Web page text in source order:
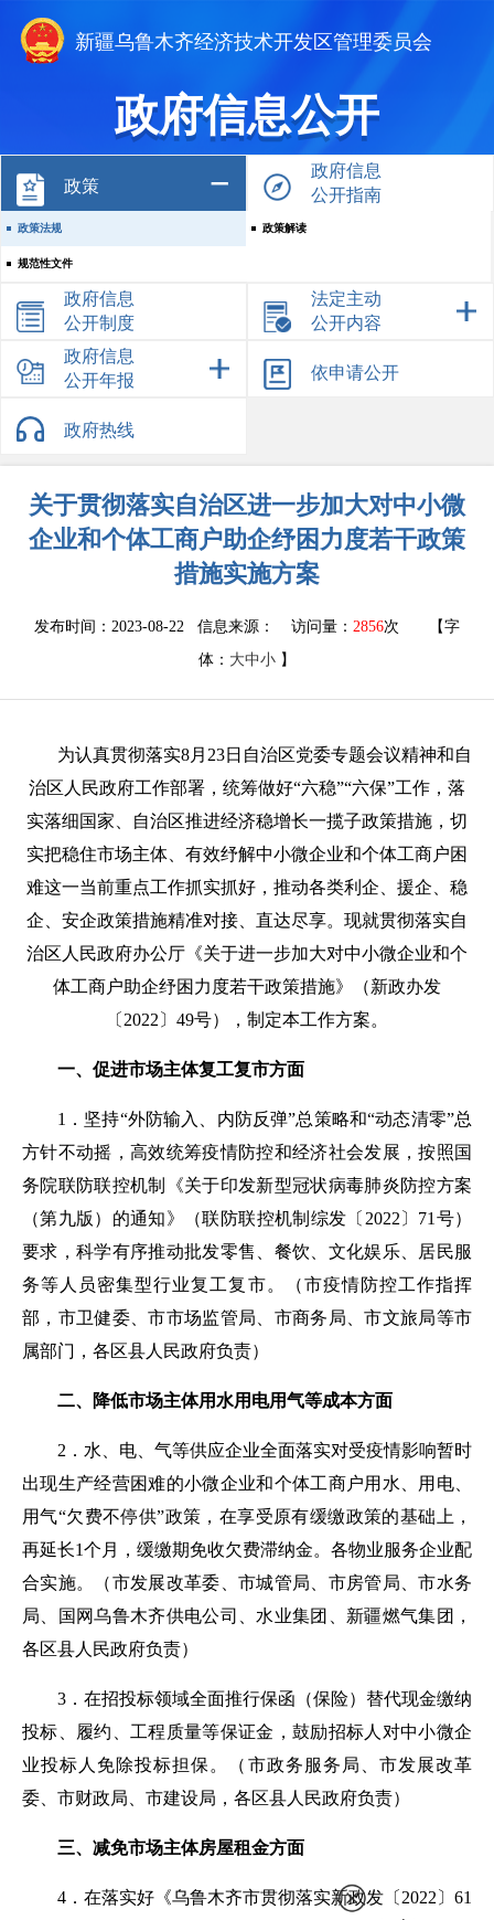
新疆乌鲁木齐经济技术开发区管理委员会
政府信息公开
政策
政策法规 政策解读
规范性文件
政府信息
公开指南
政府信息
公开制度
法定主动
公开内容
政府信息
公开年报
依申请公开
政府热线
关于贯彻落实自治区进一步加大对中小微
企业和个体工商户助企纾困力度若干政策
措施实施方案
发布时间：2023-08-22 信息来源： 访问量： 2856次
【字
体： 大中小 】
为认真贯彻落实8月23日自治区党委专题会议精神和自
治区人民政府工作部署，统筹做好“六稳”“六保”工作，落
实落细国家、自治区推进经济稳增长一揽子政策措施，切
实把稳住市场主体、有效纾解中小微企业和个体工商户困
难这一当前重点工作抓实抓好，推动各类利企、援企、稳
企、安企政策措施精准对接、直达尽享。现就贯彻落实自
治区人民政府办公厅《关于进一步加大对中小微企业和个
体工商户助企纾困力度若干政策措施》（新政办发
〔2022〕49号），制定本工作方案。
一、促进市场主体复工复市方面
1． 坚持“外防输入、内防反弹”总策略和“动态清零”总
方针不动摇 ，高效统筹疫情防控和经济社会发展，按照国
务院联防联控机制《关于印发新型冠状病毒肺炎防控方案
（第九版）的通知》（联防联控机制综发 〔 2022 〕71 号）
要求， 科学有序推动批发零售、餐饮、文化娱乐、居民服
务等人员密集型行业复工复市。（市疫情防控工作指挥
部，市卫健委、市市场监管局、市商务局、市文旅局等市
属部门，各区县人民政府负责）
二、降低市场主体用水用电用气等成本方面
2． 水、电、气等供应企业全面落实对受疫情影响暂时
出现生产经营困难的小微企业和个体工商户用水、用电、
用气“欠费不停供”政策，在享受原有缓缴政策的基础上，
再延长1个月，缓缴期免收欠费滞纳金。各物业服务企业配
合实施。（市发展改革委、市城管局、市房管局、市水务
局、国网乌鲁木齐供电公司、水业集团、新疆燃气集团，
各区县人民政府负责）
3． 在招投标领域全面推行保函（保险）替代现金缴纳
投标、履约、工程质量等保证金，鼓励招标人对中小微企
业投标人免除投标担保。（ 市政务服务局
市发展改革
委、市财政局、市建设局，各区县人民政府负责）
三、减免市场主体房屋租金方面
4． 在落实好《乌鲁木齐市贯彻落实新政发〔2022〕61